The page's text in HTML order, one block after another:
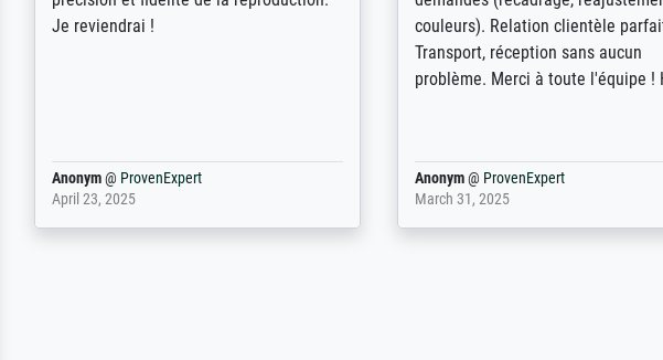
het weer van voor af aan). Als er naar
Waarom duidt u ...
philip@ProvenExpert
September 23, 2025
Kompliment.
Anonym@ ProvenExpert
April 20, 2025